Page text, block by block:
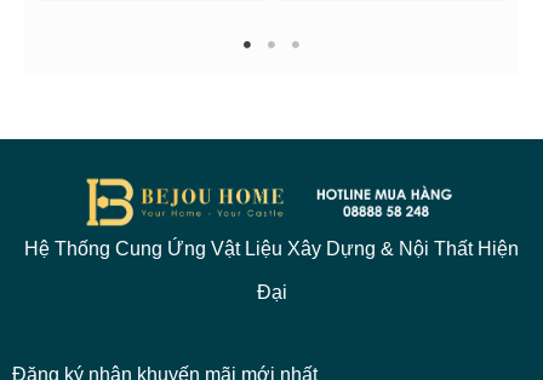
1 2 3
Hệ Thống Cung Ứng Vật Liệu Xây Dựng & Nội Thất Hiện
Đại
Đăng ký nhận khuyến mãi mới nhất